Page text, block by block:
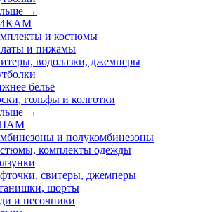
→
и костюмы
и пижамы
водолазки, джемперы
белье
гольфы и колготки
→
и полукомбинезоны
комплекты одежды
свитеры, джемперы
шорты
и песочники